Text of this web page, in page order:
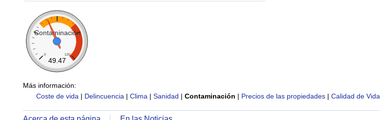
Contaminación
0 120
49.47
Más información:
Coste de vida | Delincuencia | Clima | Sanidad | Contaminación | Precios de las propiedades | Calidad de Vida